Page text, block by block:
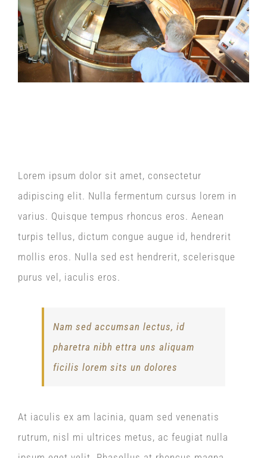
Lorem ipsum dolor sit amet, consectetur
adipiscing elit. Nulla fermentum cursus lorem in
varius. Quisque tempus rhoncus eros. Aenean
turpis tellus, dictum congue augue id, hendrerit
mollis eros. Nulla sed est hendrerit, scelerisque
purus vel, iaculis eros.
Nam sed accumsan lectus, id
pharetra nibh ettra uns aliquam
ficilis lorem sits un dolores
At iaculis ex am lacinia, quam sed venenatis
rutrum, nisl mi ultrices metus, ac feugiat nulla